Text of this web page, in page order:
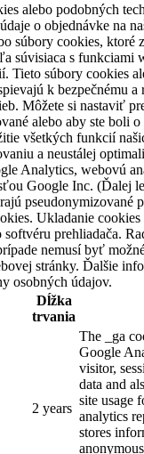
alebo podobných
o objednávke na
súbory cookies, ktoré
súvisiaca s funkciami
Tieto súbory cookies
k bezpečnému a
Môžete si nastaviť
alebo aby ste boli
všetkých funkcií
a neustálej
Analytics, webovú
Google Inc. (Ďalej
pseudonymizované
Ukladanie
softvéru prehliadača.
nemusí byť
stránky. Ďalšie
osobných údajov.
Dĺžka
trvania
2 years
The _ga
Google
visitor,
data and
site usage
analytics
stores